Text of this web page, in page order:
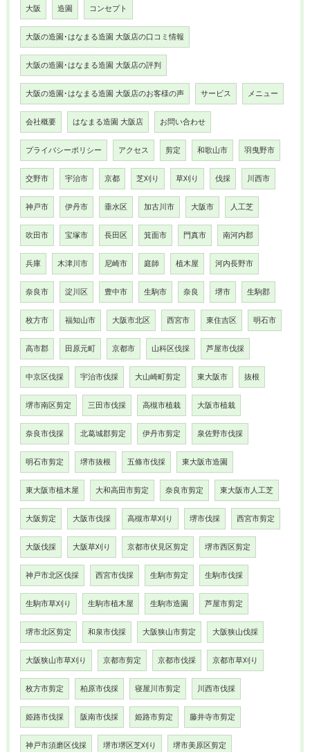
大阪 造園 コンセプト
大阪の造園･はなまる造園 大阪店の口コミ情報
大阪の造園･はなまる造園 大阪店の評判
大阪の造園･はなまる造園 大阪店のお客様の声 サービス メニュー
会社概要 はなまる造園 大阪店 お問い合わせ
プライバシーポリシー アクセス 剪定 和歌山市 羽曳野市
交野市 宇治市 京都 芝刈り 草刈り 伐採 川西市
神戸市 伊丹市 垂水区 加古川市 大阪市 人工芝
吹田市 宝塚市 長田区 箕面市 門真市 南河内郡
兵庫 木津川市 尼崎市 庭師 植木屋 河内長野市
奈良市 淀川区 豊中市 生駒市 奈良 堺市 生駒郡
枚方市 福知山市 大阪市北区 西宮市 東住吉区 明石市
高市郡 田原元町 京都市 山科区伐採 芦屋市伐採
中京区伐採 宇治市伐採 大山崎町剪定 東大阪市 抜根
堺市南区剪定 三田市伐採 高槻市植栽 大阪市植栽
奈良市伐採 北葛城郡剪定 伊丹市剪定 泉佐野市伐採
明石市剪定 堺市抜根 五條市伐採 東大阪市造園
東大阪市植木屋 大和高田市剪定 奈良市剪定 東大阪市人工芝
大阪剪定 大阪市伐採 高槻市草刈り 堺市伐採 西宮市剪定
大阪伐採 大阪草刈り 京都市伏見区剪定 堺市西区剪定
神戸市北区伐採 西宮市伐採 生駒市剪定 生駒市伐採
生駒市草刈り 生駒市植木屋 生駒市造園 芦屋市剪定
堺市北区剪定 和泉市伐採 大阪狭山市剪定 大阪狭山伐採
大阪狭山市草刈り 京都市剪定 京都市伐採 京都市草刈り
枚方市剪定 柏原市伐採 寝屋川市剪定 川西市伐採
姫路市伐採 阪南市伐採 姫路市剪定 藤井寺市剪定
神戸市須磨区伐採 堺市堺区芝刈り 堺市美原区剪定